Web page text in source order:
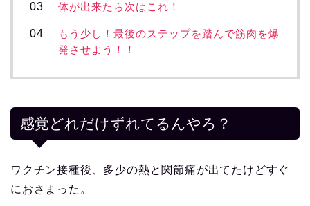
体が出来たら次はこれ！
もう少し！最後のステップを踏んで筋肉を爆
発させよう！！
感覚どれだけずれてるんやろ？
ワクチン接種後、多少の熱と関節痛が出てたけどすぐ
におさまった。